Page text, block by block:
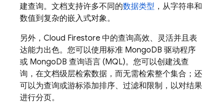
建查询。文档支持许多不同的数据类型 ，从字符串和
数值到复杂的嵌入式对象。
另外， Cloud Firestore 中的查询高效、灵活并且表
达能力出色。您可以使用标准 MongoDB 驱动程序
或 MongoDB 查询语言 (MQL)。您可以创建浅查
询，在文档级层检索数据，而无需检索整个集合；还
可以为查询或游标添加排序、过滤和限制，以对结果
进行分页。